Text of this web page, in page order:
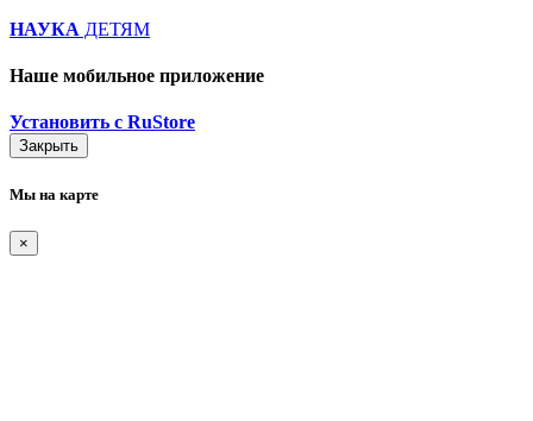
НАУКА ДЕТЯМ
Наше мобильное приложение
Установить с RuStore
Закрыть
Мы на карте
×